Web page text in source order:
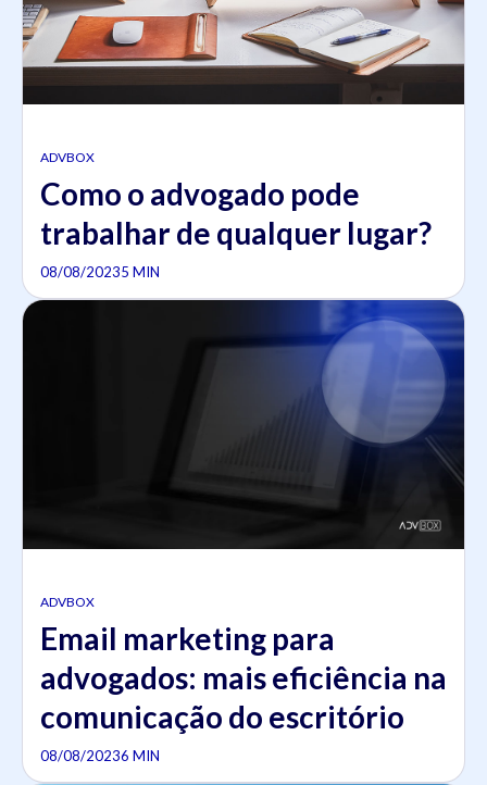
ADVBOX
Como o advogado pode
trabalhar de qualquer lugar?
08/08/20235 MIN
ADVBOX
Email marketing para
advogados: mais eficiência na
comunicação do escritório
08/08/20236 MIN